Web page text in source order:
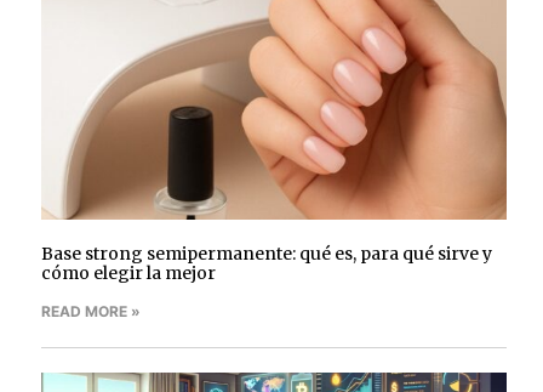
Base strong semipermanente: qué es, para qué sirve y
cómo elegir la mejor
READ MORE »